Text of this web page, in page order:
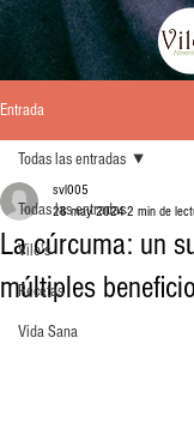
Entrada
Todas las entradas
Vilo's
Recetas
Vida Sana
Todas las entradas
La cúrcuma: un
múltiples
svl005
28 may 20242 min de